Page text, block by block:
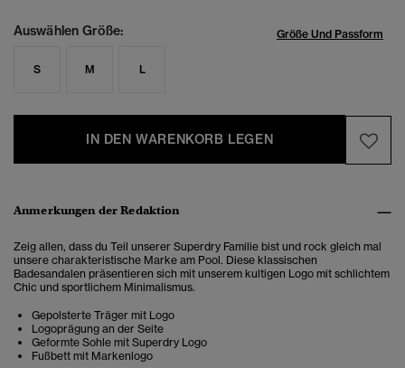
Auswählen Größe: Größe Und Passform
S M L
IN DEN WARENKORB LEGEN
Anmerkungen der Redaktion
Zeig allen, dass du Teil unserer Superdry Familie bist und rock gleich mal
unsere charakteristische Marke am Pool. Diese klassischen
Badesandalen präsentieren sich mit unserem kultigen Logo mit schlichtem
Chic und sportlichem Minimalismus.
Gepolsterte Träger mit Logo
Logoprägung an der Seite
Geformte Sohle mit Superdry Logo
Fußbett mit Markenlogo